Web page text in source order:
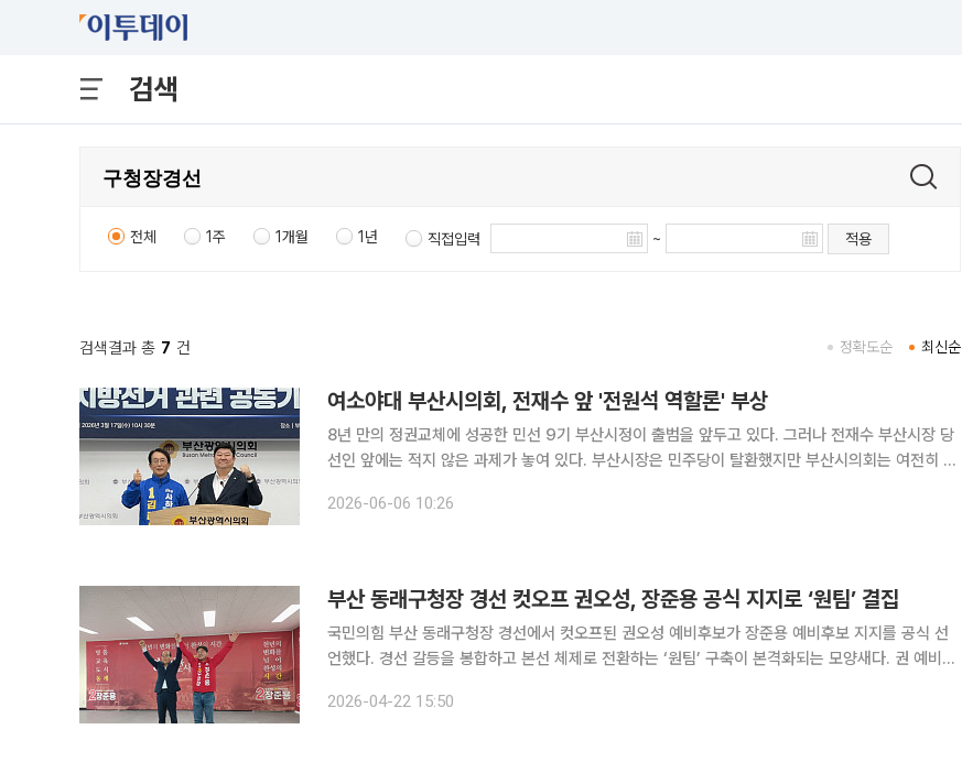
검색
전체 1주 1개월 1년 직접입력 ~ 적용
검색결과 총 7 건 최신순
정확도순
여소야대 부산시의회, 전재수 앞 '전원석 역할론' 부상
8년 만의 정권교체에 성공한 민선 9기 부산시정이 출범을 앞두고 있다. 그러나 전재수 부산시장 당
선인 앞에는 적지 않은 과제가 놓여 있다. 부산시장은 민주당이 탈환했지만 부산시의회는 여전히 국
진, 각종 조례 제·개정에 이르기까지 시의회의 협조 없이는 시정 운영
2026-06-06 10:26
부산 동래구청장 경선 컷오프 권오성, 장준용 공식 지지로 ‘원팀’ 결집
국민의힘 부산 동래구청장 경선에서 컷오프된 권오성 예비후보가 장준용 예비후보 지지를 공식 선
언했다. 경선 갈등을 봉합하고 본선 체제로 전환하는 ‘원팀’ 구축이 본격화되는 모양새다. 권 예비후
향후 선거 전략과 조직 운영 전반을 함께 이끌며 본선 승리에
2026-04-22 15:50